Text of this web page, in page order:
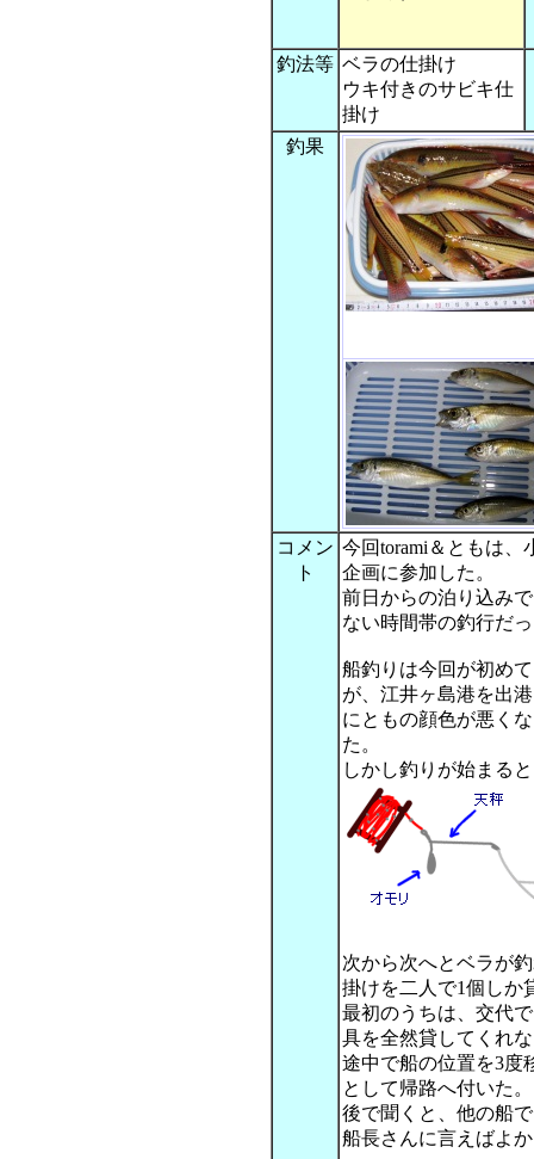
釣法等 ベラの仕掛け
ウキ付きのサビキ仕
掛け
釣果
コメン
ト
今回torami＆ともは
企画に参加した。
前日からの泊り込み
ない時間帯の釣行だ
船釣りは今回が初め
が、江井ヶ島港を出
にともの顔色が悪く
た。
しかし釣りが始まる
次から次へとベラが
掛けを二人で1個しか
最初のうちは、交代
具を全然貸してくれ
途中で船の位置を3度
として帰路へ付いた。
後で聞くと、他の船
船長さんに言えばよ